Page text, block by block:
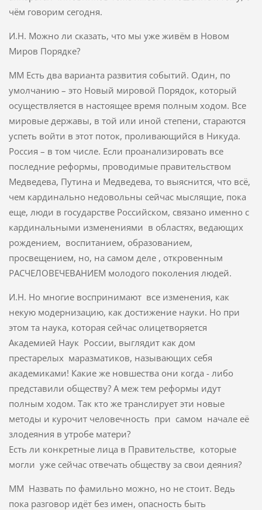
чём говорим сегодня.
И.Н. Можно ли сказать, что мы уже живём в Новом
Миров Порядке?
ММ Есть два варианта развития событий. Один, по
умолчанию – это Новый мировой Порядок, который
осуществляется в настоящее время полным ходом. Все
мировые державы, в той или иной степени, стараются
успеть войти в этот поток, проливающийся в Никуда.
Россия – в том числе. Если проанализировать все
последние реформы, проводимые правительством
Медведева, Путина и Медведева, то выяснится, что всё,
чем кардинально недовольны сейчас мыслящие, пока
еще, люди в государстве Российском, связано именно с
кардинальными изменениями в областях, ведающих
рождением, воспитанием, образованием,
просвещением, но, на самом деле , откровенным
РАСЧЕЛОВЕЧЕВАНИЕМ молодого поколения людей.
И.Н. Но многие воспринимают все изменения, как
некую модернизацию, как достижение науки. Но при
этом та наука, которая сейчас олицетворяется
Академией Наук России, выглядит как дом
престарелых маразматиков, называющих себя
академиками! Какие же новшества они когда - либо
представили обществу? А меж тем реформы идут
полным ходом. Так кто же транслирует эти новые
методы и курочит человечность при самом начале её
злодеяния в утробе матери?
Есть ли конкретные лица в Правительстве, которые
могли уже сейчас отвечать обществу за свои деяния?
ММ Назвать по фамильно можно, но не стоит. Ведь
пока разговор идёт без имен, опасность быть